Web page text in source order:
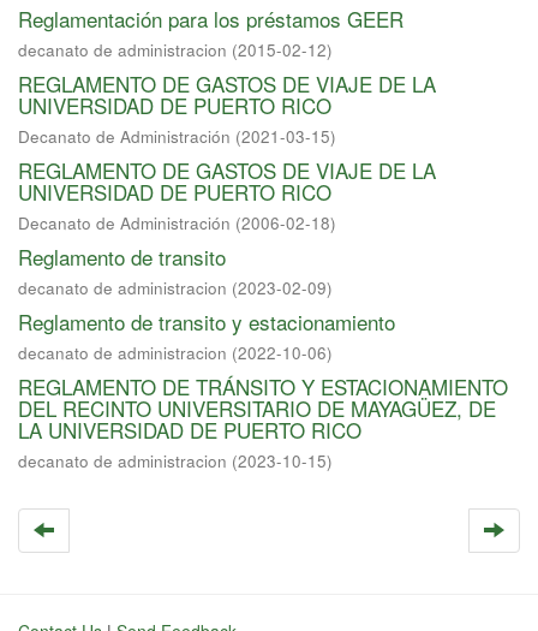
Reglamentación para los préstamos GEER
decanato de administracion (2015-02-12)
REGLAMENTO DE GASTOS DE VIAJE DE LA
UNIVERSIDAD DE PUERTO RICO
Decanato de Administración (2021-03-15)
REGLAMENTO DE GASTOS DE VIAJE DE LA
UNIVERSIDAD DE PUERTO RICO
Decanato de Administración (2006-02-18)
Reglamento de transito
decanato de administracion (2023-02-09)
Reglamento de transito y estacionamiento
decanato de administracion (2022-10-06)
REGLAMENTO DE TRÁNSITO Y ESTACIONAMIENTO
DEL RECINTO UNIVERSITARIO DE MAYAGÜEZ, DE
LA UNIVERSIDAD DE PUERTO RICO
decanato de administracion (2023-10-15)